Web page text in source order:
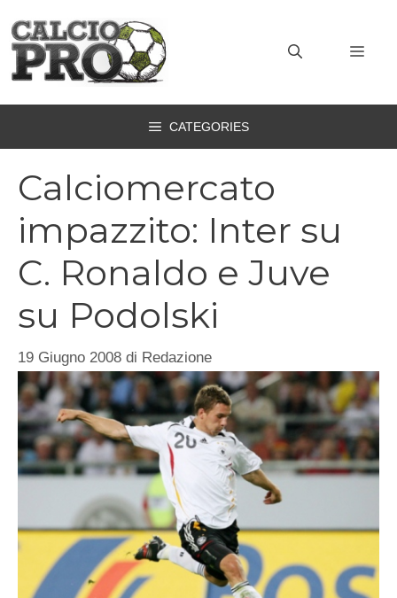
contenuto
CATEGORIES
Calciomercato
impazzito: Inter su
C. Ronaldo e Juve
su Podolski
19 Giugno 2008 di Redazione